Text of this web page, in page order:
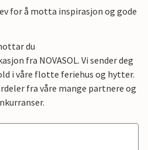
for å motta inspirasjon og gode
du
fra NOVASOL. Vi sender deg
i våre flotte feriehus og hytter.
fra våre mange partnere og